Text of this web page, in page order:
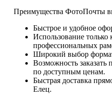
Преимущества ФотоПочты
Быстрое и удобное
Использование только
профессиональных
Широкий выбор
Возможность заказать
по доступным ценам.
Быстрая доставка
Елец.